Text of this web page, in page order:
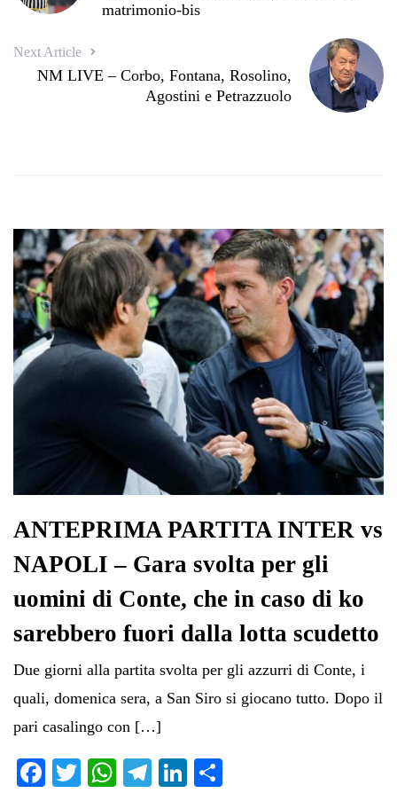
matrimonio-bis
Next Article
NM LIVE – Corbo, Fontana, Rosolino,
Agostini e Petrazzuolo
ANTEPRIMA PARTITA INTER vs
NAPOLI – Gara svolta per gli
uomini di Conte, che in caso di ko
sarebbero fuori dalla lotta scudetto
Due giorni alla partita svolta per gli azzurri di Conte, i
quali, domenica sera, a San Siro si giocano tutto. Dopo il
pari casalingo con […]
Fa T
W
Te
Li